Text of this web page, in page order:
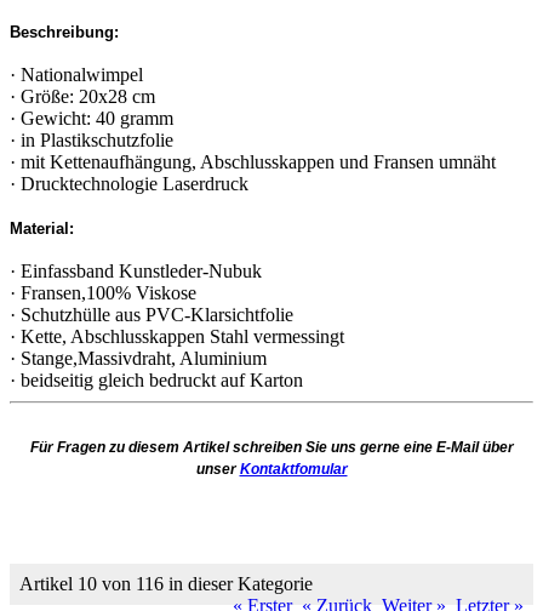
Beschreibung:
· Nationalwimpel
· Größe: 20x28 cm
· Gewicht: 40 gramm
· in Plastikschutzfolie
· mit Kettenaufhängung, Abschlusskappen und Fransen umnäht
· Drucktechnologie Laserdruck
Material:
· Einfassband Kunstleder-Nubuk
· Fransen,100% Viskose
· Schutzhülle aus PVC-Klarsichtfolie
· Kette, Abschlusskappen Stahl vermessingt
· Stange,Massivdraht, Aluminium
· beidseitig gleich bedruckt auf Karton
Für Fragen zu diesem Artikel schreiben Sie uns gerne eine E-Mail über
unserKontaktfomular
Artikel 10 von 116 in dieser Kategorie
« Erster « Zurück Weiter » Letzter »